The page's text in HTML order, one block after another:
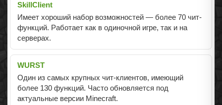
SkillClient
Имеет хороший набор возможностей — более 70 чит-
функций. Работает как в одиночной игре, так и на
серверах.
WURST
Один из самых крупных чит-клиентов, имеющий
более 130 функций. Часто обновляется под
актуальные версии Minecraft.